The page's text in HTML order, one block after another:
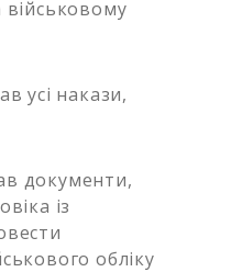
військовому
усі накази,
документи,
із
обліку